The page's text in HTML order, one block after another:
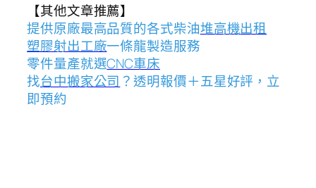
【其他文章推薦】
提供原廠最高品質的各式柴油堆高機出租
塑膠射出工廠一條龍製造服務
零件量產就選CNC車床
找台中搬家公司 ？透明報價＋五星好評，立
即預約